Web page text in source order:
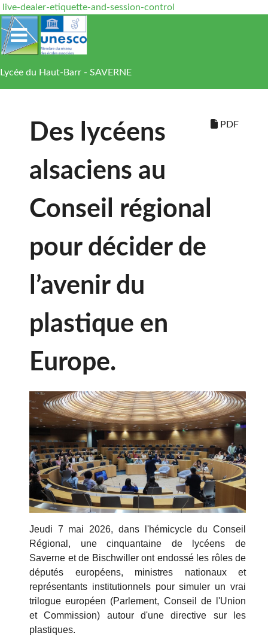
live-dealer-etiquette-and-session-control
Lycée du Haut-Barr - SAVERNE
PDF
Des lycéens
alsaciens au
Conseil régional
pour décider de
l’avenir du
plastique en
Europe.
Jeudi 7 mai 2026, dans l'hémicycle du Conseil
Régional, une cinquantaine de lycéens de
Saverne et de Bischwiller ont endossé les rôles de
députés européens, ministres nationaux et
représentants institutionnels pour simuler un vrai
trilogue européen (Parlement, Conseil de l'Union
et Commission) autour d'une directive sur les
plastiques.